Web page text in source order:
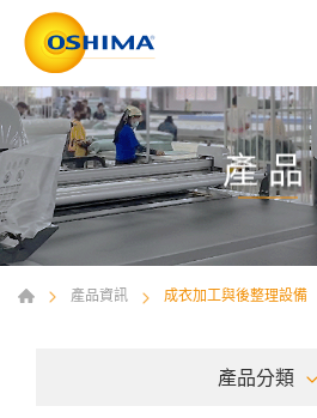
產品
產品資訊 成衣加工與後整理設備
產品分類